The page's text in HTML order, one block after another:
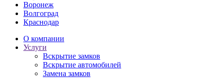
Воронеж
Волгоград
Краснодар
О компании
Услуги
Вскрытие замков
Вскрытие автомобилей
Замена замков